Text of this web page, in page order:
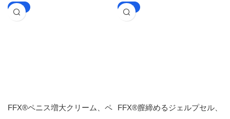
-65%
FFX®ペニス増大クリーム、ペ
-56%
FFX®膣締めるジェルプセル、